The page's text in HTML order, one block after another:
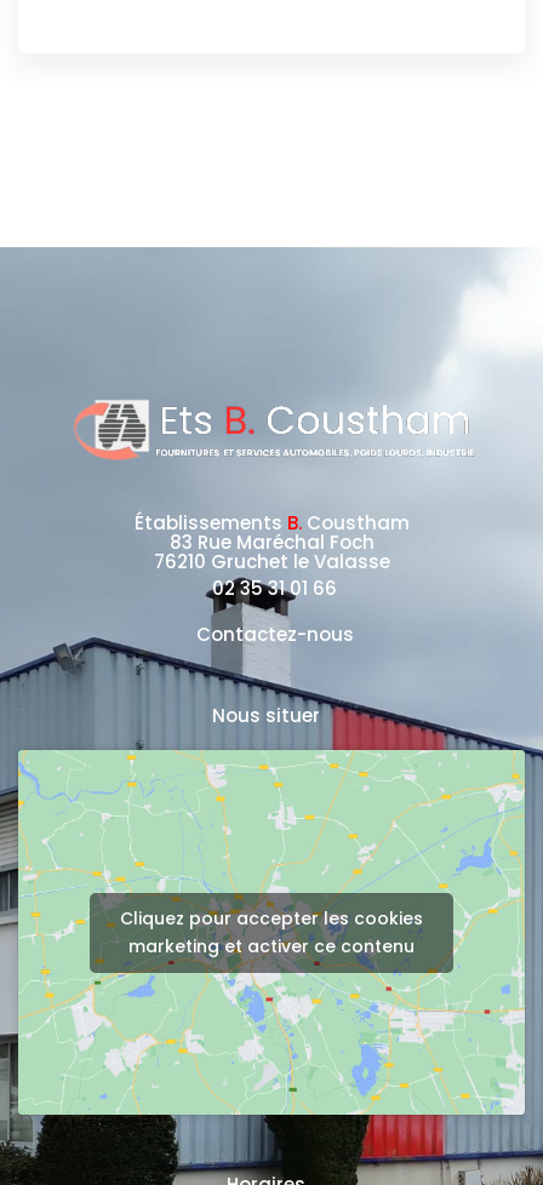
Établissements B.Coustham
83 Rue Maréchal Foch
76210 Gruchet le Valasse
02 35 31 01 66
Contactez-nous
Nous situer
Cliquez pour accepter les cookies
marketing et activer ce contenu